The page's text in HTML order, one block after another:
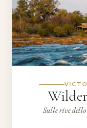
Sulle rive